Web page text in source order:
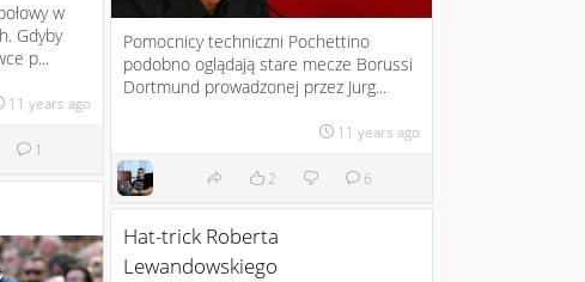
Pomocnicy techniczni Pochettino
podobno oglądają stare mecze Borussi
Dortmund prowadzonej przez Jurg...
11 years ago
2 6
w
Gdyby
p...
11 years ago
1
Hat-trick Roberta
Lewandowskiego